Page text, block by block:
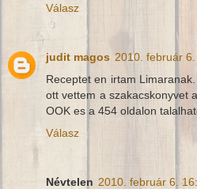
Válasz
judit magos 2010. február
Receptet en irtam
ott vettem a szakacskonyvet
OOK es a 454 oldalon
Válasz
Névtelen 2010. február 6.